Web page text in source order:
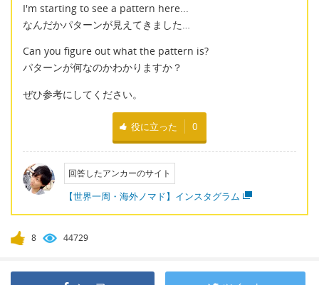
I'm starting to see a pattern here...
なんだかパターンが見えてきました…
Can you figure out what the pattern is?
パターンが何なのかわかりますか？
ぜひ参考にしてください。
役に立った 0
回答したアンカーのサイト
【世界一周・海外ノマド】インスタグラム
8 44729